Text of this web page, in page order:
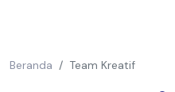
Beranda Team Kreatif